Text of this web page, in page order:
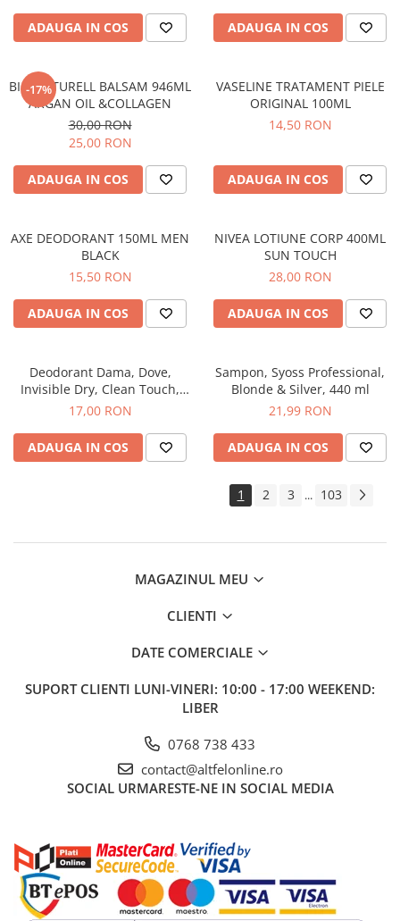
ADAUGA IN COS ADAUGA IN COS
-17%
BIO NATURELL BALSAM 946ML
ARGAN OIL &COLLAGEN
30,00 RON
25,00 RON
ADAUGA IN COS
VASELINE TRATAMENT PIELE
ORIGINAL 100ML
14,50 RON
ADAUGA IN COS
AXE DEODORANT 150ML MEN
BLACK
15,50 RON
ADAUGA IN COS
NIVEA LOTIUNE CORP 400ML
SUN TOUCH
28,00 RON
ADAUGA IN COS
Deodorant Dama, Dove,
Invisible Dry, Clean Touch,
Spray, 150 ml
17,00 RON
ADAUGA IN COS
Sampon, Syoss Professional,
Blonde & Silver, 440 ml
21,99 RON
ADAUGA IN COS
1 2 3 ... 103
MAGAZINUL MEU
CLIENTI
DATE COMERCIALE
SUPORT CLIENTI LUNI-VINERI: 10:00 - 17:00 WEEKEND:
LIBER
0768 738 433
contact@altfelonline.ro
SOCIAL URMARESTE-NE IN SOCIAL MEDIA